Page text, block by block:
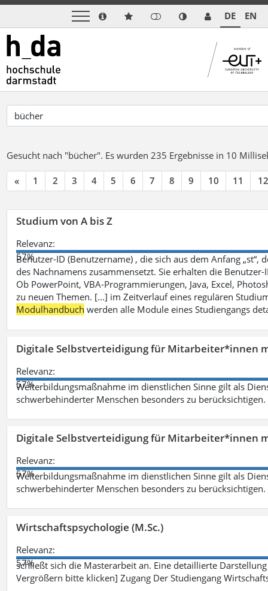
DE EN
Gesucht nach "bücher". Es wurden 235 Ergebnisse in 10
« 1 2 3 4 5 6 7 8 9 10 11 12
Studium von A bis Z
Relevanz:
57%
Benutzer-ID (Benutzername) , die sich aus dem Anfang „st“,
des Nachnamens zusammensetzt. Sie erhalten die
Ob PowerPoint, VBA-Programmierungen, Java, Excel,
zu neuen Themen. [...] im Zeitverlauf eines regulären
Modulhandbuch werden alle Module eines Studiengangs
Digitale Selbstverteidigung für Mitarbeiter*innen
Relevanz:
57%
Weiterbildungsmaßnahme im dienstlichen Sinne gilt als
schwerbehinderter Menschen besonders zu berücksichtigen.
Digitale Selbstverteidigung für Mitarbeiter*innen
Relevanz:
57%
Weiterbildungsmaßnahme im dienstlichen Sinne gilt als
schwerbehinderter Menschen besonders zu berücksichtigen.
Wirtschaftspsychologie (M.Sc.)
Relevanz:
57%
schließt sich die Masterarbeit an. Eine detaillierte
Vergrößern bitte klicken] Zugang Der Studiengang